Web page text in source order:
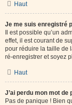
Haut
Je me suis enregistré
Il est possible qu’un
effet, il est courant de
pour réduire la taille de
ré-enregistrer et soyez
Haut
J’ai perdu mon mot de
Pas de panique ! Bien